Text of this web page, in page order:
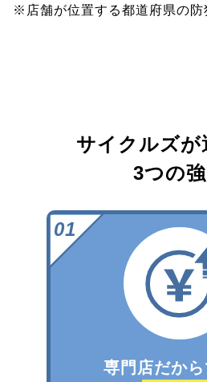
※店舗が位置する都道府県の防
サイクルズが
3つの
専門店だか